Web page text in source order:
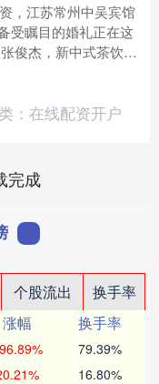
，江苏常州中吴宾馆
受瞩目的婚礼正在这
俊杰，新中式茶饮品
人兼CEO；新娘是
： 在线配资开户
完成
个股流出
换手率
涨幅
换手率
79.39%
16.80%